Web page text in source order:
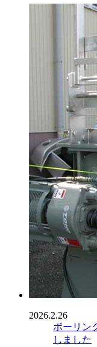
2026.2.26
ボーリン
しました